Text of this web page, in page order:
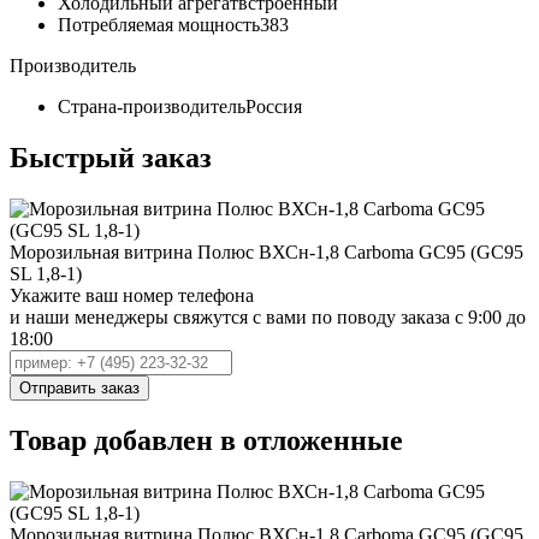
Потребляемая мощность383
Производитель
Страна-производительРоссия
Быстрый заказ
Морозильная витрина Полюс ВХСн-1,8 Carboma GC95 (GC95
SL 1,8-1)
Укажите ваш номер телефона
и наши менеджеры свяжутся с вами по поводу заказа с 9:00 до
18:00
Товар добавлен в отложенные
Морозильная витрина Полюс ВХСн-1,8 Carboma GC95 (GC95